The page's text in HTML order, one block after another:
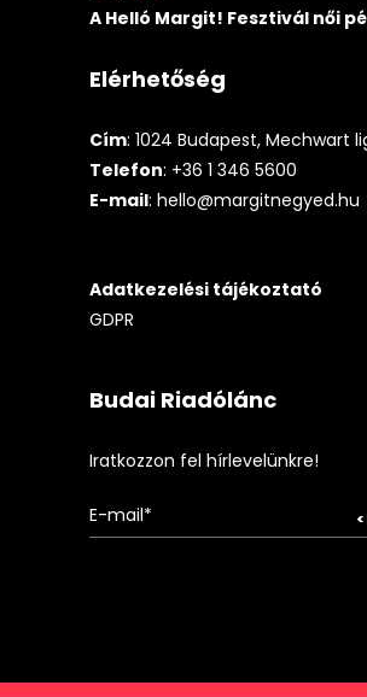
A Helló Margit! Fesztivál női
Elérhetőség
Cím: 1024 Budapest, Mechwart
Telefon: +36 1 346 5600
E-mail: hello@margitnegyed.hu
Adatkezelési tájékoztató
GDPR
Budai Riadólánc
Iratkozzon fel hírlevelünkre!